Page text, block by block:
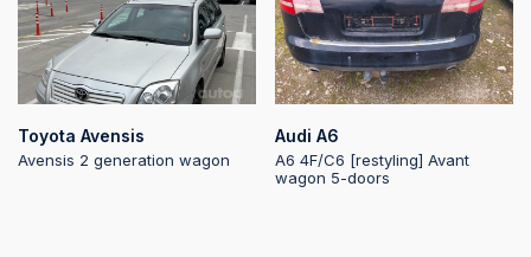
2026-05-15 20:09:31
2026-05-15 20:09:29
Toyota Avensis
Avensis 2 generation wagon
Audi A6
A6 4F/C6 [restyling] Avant
wagon 5-doors